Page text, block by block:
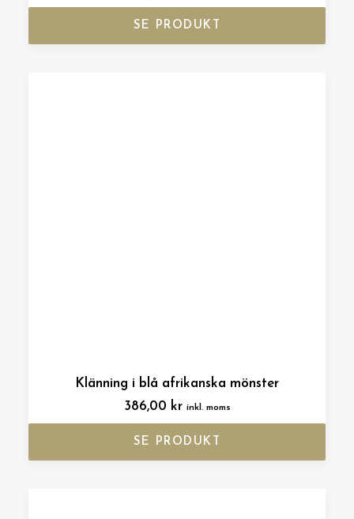
SE PRODUKT
Klänning i blå afrikanska mönster
386,00 kr inkl. moms
SE PRODUKT